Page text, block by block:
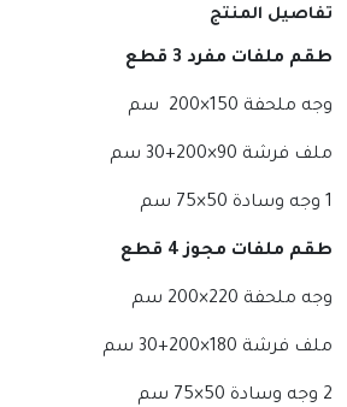
تفاصيل المنتج
طقم ملفات مفرد 3 قطع
وجه ملحفة 150×200 سم
ملف فرشة 90×200+30 سم
1 وجه وسادة 50×75 سم
طقم ملفات مجوز 4 قطع
وجه ملحفة 220×200 سم
ملف فرشة 180×200+30 سم
2 وجه وسادة 50×75 سم